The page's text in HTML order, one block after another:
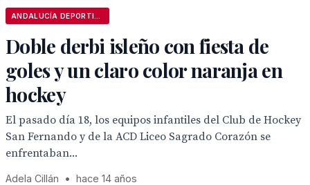
Doble derbi isleño con fiesta de
goles y un claro color naranja en
hockey
El pasado día 18, los equipos infantiles del Club de Hockey
San Fernando y de la ACD Liceo Sagrado Corazón se
enfrentaban...
Adela Cillán • hace 14 años